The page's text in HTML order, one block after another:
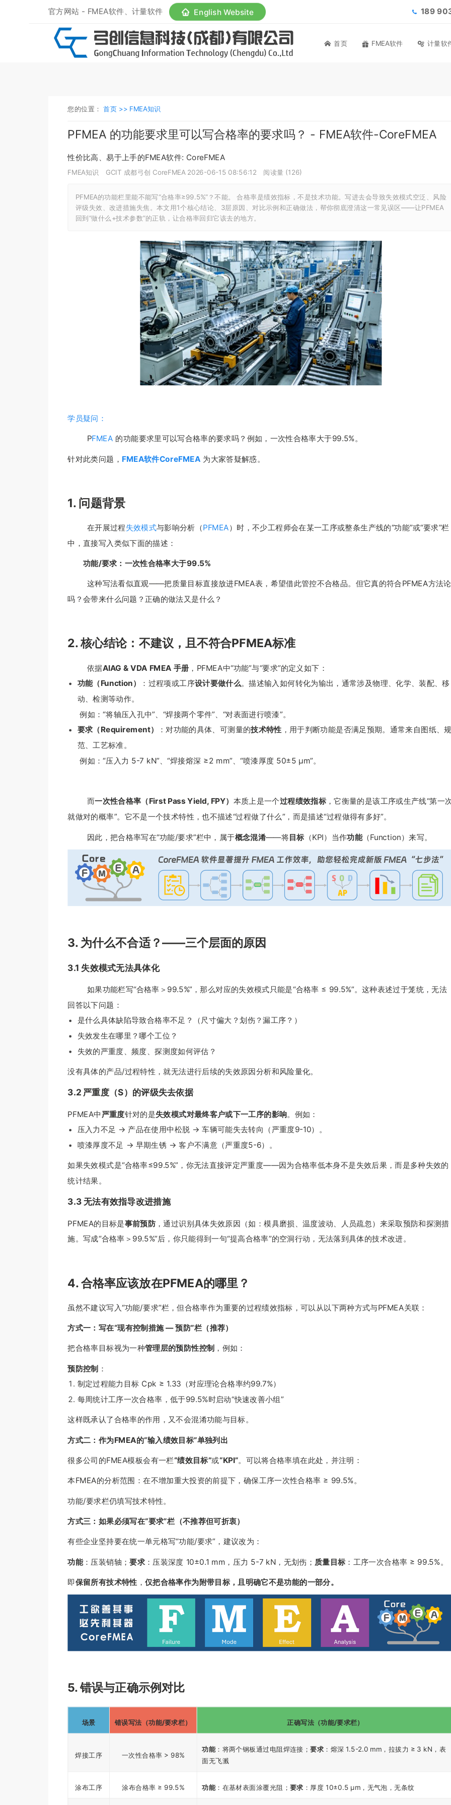
English Website
官方网站 - FMEA软件、计量软件 189
首页 FMEA软件 计量软
您的位置：首页 >> FMEA知识
PFMEA 的功能要求里可以写合格率的要求吗？ - FMEA软件-CoreFMEA
性价比高、易于上手的FMEA软件: CoreFMEA
FMEA知识 GCIT 成都弓创 CoreFMEA 2026-06-15 08:56:12 阅读量 (126)
PFMEA的功能栏里能不能写“合格率≥99.5%”？不能。 合格率是绩效指标，不是技术功能。写进去会导致失效模式空泛、风险
评级失效、改进措施失焦。本文用1个核心结论、3层原因、对比示例和正确做法，帮你彻底澄清这一常见误区——让PFMEA
回到“做什么+技术参数”的正轨，让合格率回归它该去的地方。
学员疑问：
PFMEA 的功能要求里可以写合格率的要求吗？例如，一次性合格率大于99.5%。
针对此类问题， FMEA软件CoreFMEA 为大家答疑解惑。
1. 问题背景
在开展过程失效模式与影响分析（PFMEA）时，不少工程师会在某一工序或整条生产线的“功能”或“要求”栏
中，直接写入类似下面的描述：
功能/要求：一次性合格率大于99.5%
这种写法看似直观——把质量目标直接放进FMEA表，希望借此管控不合格品。但它真的符合PFMEA方法论
吗？会带来什么问题？正确的做法又是什么？
2. 核心结论：不建议，且不符合PFMEA标准
依据AIAG & VDA FMEA 手册 ，PFMEA中“功能”与“要求”的定义如下：
功能（Function）
：过程项或工序设计要做什么。描述输入如何转化为输出，通常涉及物理、化学、装配、移
动、检测等动作。
例如：“将轴压入孔中”、“焊接两个零件”、“对表面进行喷漆”。
要求（Requirement） ：对功能的具体、可测量的技术特性 ，用于判断功能是否满足预期。通常来自图纸、
范、工艺标准。
例如：“压入力 5-7 kN”、“焊接熔深 ≥2 mm”、“喷漆厚度 50±5 μm”。
而一次性合格率（First Pass Yield, FPY） 本质上是一个过程绩效指标 ，它衡量的是该工序或生产线“第一
就做对的概率”。它不是一个技术特性，也不描述“过程做了什么”，而是描述“过程做得有多好”。
因此，把合格率写在“功能/要求”栏中，属于概念混淆——将目标 （KPI）当作功能（Function）来写。
3. 为什么不合适？——三个层面的原因
3.1 失效模式无法具体化
如果功能栏写“合格率＞99.5%”，那么对应的失效模式只能是“合格率 ≤ 99.5%”。这种表述过于笼统，无法
回答以下问题：
是什么具体缺陷导致合格率不足？（尺寸偏大？划伤？漏工序？）
失效发生在哪里？哪个工位？
失效的严重度、频度、探测度如何评估？
没有具体的产品/过程特性，就无法进行后续的失效原因分析和风险量化。
3.2 严重度（S）的评级失去依据
PFMEA中 严重度针对的是失效模式对最终客户或下一工序的影响。例如：
压入力不足 → 产品在使用中松脱 → 车辆可能失去转向（严重度9-10）。
喷漆厚度不足 → 早期生锈 → 客户不满意（严重度5-6）。
如果失效模式是“合格率≤99.5%”，你无法直接评定严重度——因为合格率低本身不是失效后果，而是多种失效的
统计结果。
3.3 无法有效指导改进措施
PFMEA的目标是事前预防 ，通过识别具体失效原因（如：模具磨损、温度波动、人员疏忽）来采取预防和探测措
施。写成“合格率＞99.5%”后，你只能得到一句“提高合格率”的空洞行动，无法落到具体的技术改进。
4. 合格率应该放在PFMEA的哪里？
虽然不建议写入“功能/要求”栏，但合格率作为重要的过程绩效指标，可以从以下两种方式与PFMEA关联：
方式一： 写在“现有控制措施 — 预防”栏（推荐）
把合格率目标视为一种管理层的预防性控制 ，例如：
预防控制 ：
制定过程能力目标 Cpk ≥ 1.33（对应理论合格率约99.7%）
每周统计工序一次合格率，低于99.5%时启动“快速改善小组”
这样既承认了合格率的作用，又不会混淆功能与目标。
方式二：作为FMEA的“输入绩效目标”单独列出
很多公司的FMEA模板会有一栏“绩效目标”或“KPI”。可以将合格率填在此处，并注明：
本FMEA的分析范围：在不增加重大投资的前提下，确保工序一次性合格率 ≥ 99.5%。
功能/要求栏仍填写技术特性。
方式三：如果必须写在“要求”栏（不推荐但可折衷）
有些企业坚持要在统一单元格写“功能/要求”，建议改为：
功能：压装销轴；要求 ：压装深度 10±0.1 mm，压力 5-7 kN，无划伤； 质量目标 ：工序一次合格率 ≥ 99.5%。
即保留所有技术特性 ， 仅把合格率作为附带目标，且明确它不是功能的一部分。
5. 错误与正确示例对比
场景 错误写法（功能/要求栏） 正确写法（功能/要求栏）
焊接工序 一次性合格率 > 98%
功能 ：将两个钢板通过电阻焊连接；要求 ：熔深 1.5-2.0 mm，拉拔力 ≥ 3 kN，表
面无飞溅
涂布工序 涂布合格率 ≥ 99.5% 功能 ：在基材表面涂覆光阻； 要求 ：厚度 10±0.5 μm，无气泡，无条纹